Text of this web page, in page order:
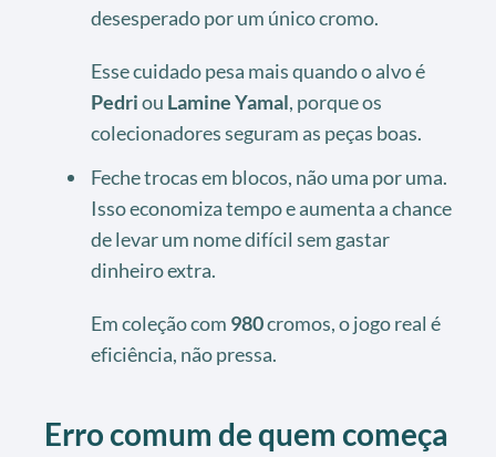
desesperado por um único cromo.
Esse cuidado pesa mais quando o alvo é
Pedriou Lamine Yamal, porque os
colecionadores seguram as peças boas.
Feche trocas em blocos, não uma por uma.
Isso economiza tempo e aumenta a chance
de levar um nome difícil sem gastar
dinheiro extra.
Em coleção com 980cromos, o jogo real é
eficiência, não pressa.
Erro comum de quem começa